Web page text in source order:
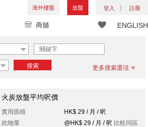
海外樓盤 放盤 登入 註冊
ENGLISH
商舖
搜索 更多搜索選項
火炭放盤平均呎價
實用面積
HK$ 29 / 月 / 呎
此物業
@HK$ 29 / 月 / 呎 比較同區